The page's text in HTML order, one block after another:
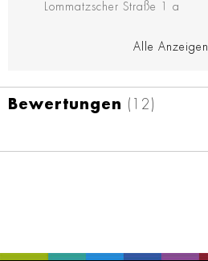
Lommatzscher Straße 1 a
Alle Anzeigen
Bewertungen 12